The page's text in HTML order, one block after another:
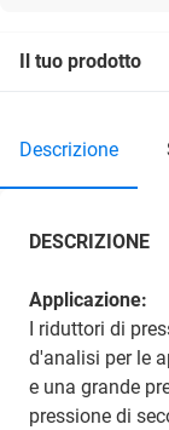
Il tuo prodotto
descrizione
DESCRIZIONE
Applicazione:
I riduttori di
d'analisi per le
e una grande
pressione di